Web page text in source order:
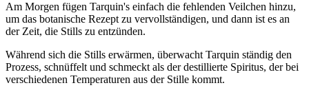
Am Morgen fügen Tarquin's einfach die fehlenden Veilchen hinzu,
um das botanische Rezept zu vervollständigen, und dann ist es an
der Zeit, die Stills zu entzünden.
Während sich die Stills erwärmen, überwacht Tarquin ständig den
Prozess, schnüffelt und schmeckt als der destillierte Spiritus, der bei
verschiedenen Temperaturen aus der Stille kommt.